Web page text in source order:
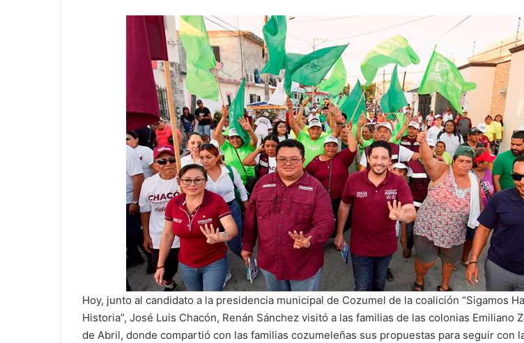
Hoy, junto al candidato a la presidencia municipal de Cozumel de la coalición “Sigamos
Historia”, José Luis Chacón, Renán Sánchez visitó a las familias de las colonias Emiliano
de Abril, donde compartió con las familias cozumeleñas sus propuestas para seguir con